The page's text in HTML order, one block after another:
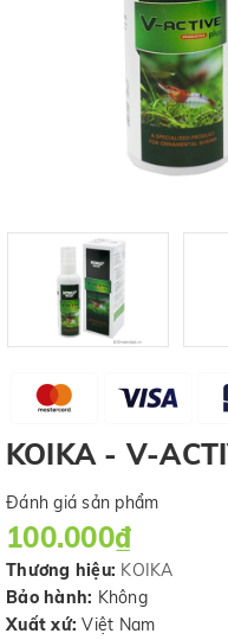
KOIKA - V-
Đánh giá sản phẩm
100.000₫
Thương hiệu: KOIKA
Bảo hành: Không
Xuất xứ: Việt Nam